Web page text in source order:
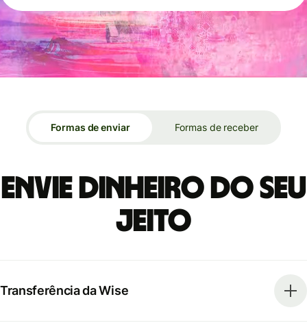
Formas de enviar Formas de receber
Envie dinheiro do seu
jeito
Transferência da Wise